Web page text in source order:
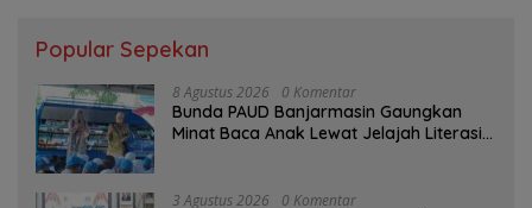
Popular Sepekan
8 Agustus 2026 0 Komentar
Bunda PAUD Banjarmasin Gaungkan
Minat Baca Anak Lewat Jelajah Literasi
3 Agustus 2026 0 Komentar